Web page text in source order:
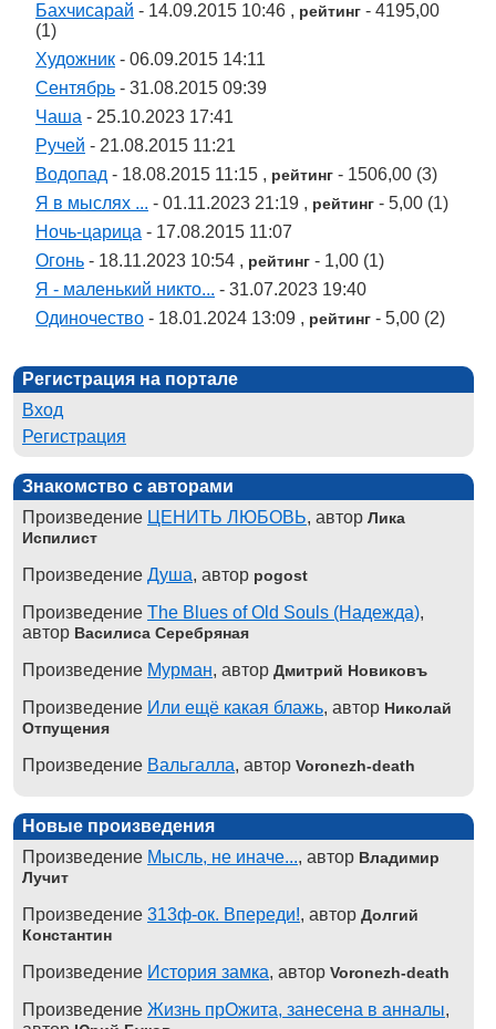
Бахчисарай - 14.09.2015 10:46 , рейтинг - 4195,00
(1)
Художник - 06.09.2015 14:11
Сентябрь - 31.08.2015 09:39
Чаша - 25.10.2023 17:41
Ручей - 21.08.2015 11:21
Водопад - 18.08.2015 11:15 , рейтинг - 1506,00 (3)
Я в мыслях ... - 01.11.2023 21:19 , рейтинг - 5,00 (1)
Ночь-царица - 17.08.2015 11:07
Огонь - 18.11.2023 10:54 , рейтинг - 1,00 (1)
Я - маленький никто... - 31.07.2023 19:40
Одиночество - 18.01.2024 13:09 , рейтинг - 5,00 (2)
Регистрация на портале
Вход
Регистрация
Знакомство с авторами
Произведение ЦЕНИТЬ ЛЮБОВЬ, автор Лика
Испилист
Произведение Душа, автор pogost
Произведение The Blues of Old Souls (Надежда),
автор Василиса Серебряная
Произведение Мурман, автор Дмитрий Новиковъ
Произведение Или ещё какая блажь, автор Николай
Отпущения
Произведение Вальгалла, автор Voronezh-death
Новые произведения
Произведение Мысль, не иначе..., автор Владимир
Лучит
Произведение 313ф-ок. Впереди!, автор Долгий
Константин
Произведение История замка, автор Voronezh-death
Произведение Жизнь прОжита, занесена в анналы,